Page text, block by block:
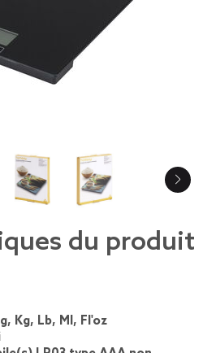
du produit
g, Kg, Lb, Ml, Fl'oz